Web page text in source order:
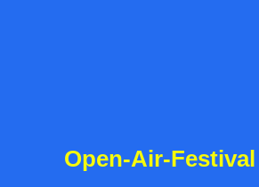
Open-Air-